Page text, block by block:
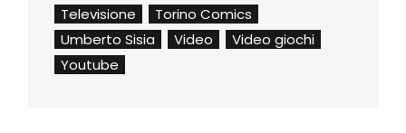
Televisione
Torino Comics
Umberto Sisia
Video
Video giochi
Youtube